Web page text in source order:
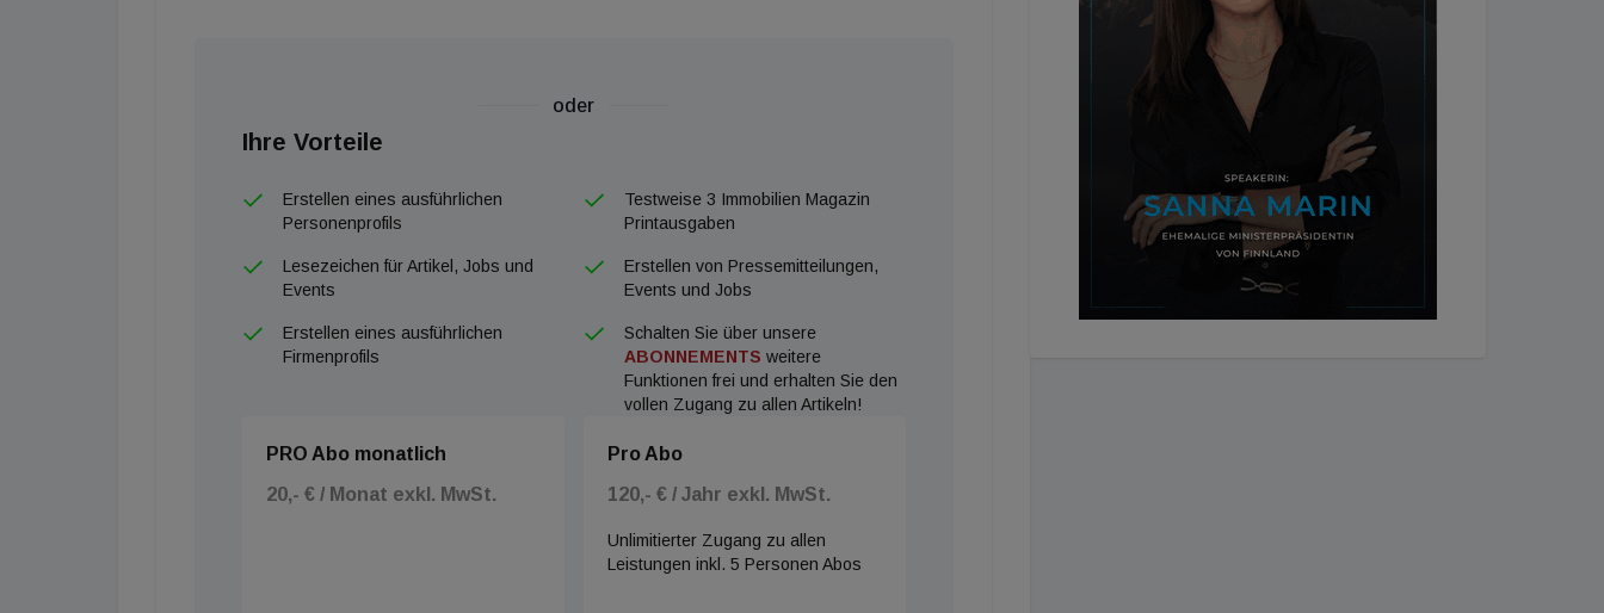
oder
Ihre Vorteile
Erstellen eines ausführlichen
Personenprofils
Testweise 3 Immobilien Magazin
Printausgaben
Lesezeichen für Artikel, Jobs und
Events
Erstellen von Pressemitteilungen,
Events und Jobs
Erstellen eines ausführlichen
Firmenprofils
Schalten Sie über unsere
ABONNEMENTS weitere
Funktionen frei und erhalten Sie den
vollen Zugang zu allen Artikeln!
PRO Abo monatlich
20,- € / Monat exkl. MwSt.
Pro Abo
120,- € / Jahr exkl. MwSt.
Unlimitierter Zugang zu allen
Leistungen inkl. 5 Personen Abos